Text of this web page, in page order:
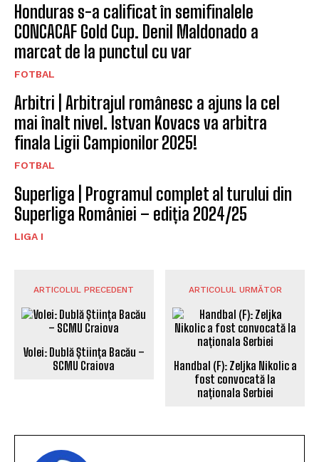
Honduras s-a calificat în semifinalele
CONCACAF Gold Cup. Denil Maldonado a
marcat de la punctul cu var
FOTBAL
Arbitri | Arbitrajul românesc a ajuns la cel
mai înalt nivel. Istvan Kovacs va arbitra
finala Ligii Campionilor 2025!
FOTBAL
Superliga | Programul complet al turului din
Superliga României – ediția 2024/25
LIGA I
ARTICOLUL PRECEDENT
Volei: Dublă Știința Bacău –
SCMU Craiova
ARTICOLUL URMĂTOR
Handbal (F): Zeljka Nikolic a
fost convocată la
naționala Serbiei